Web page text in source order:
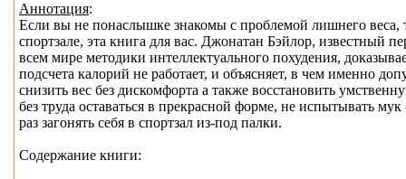
Аннотация:
Если вы не понаслышке знакомы с проблемой лишнего веса,
спортзале, эта книга для вас. Джонатан Бэйлор, известный
всем мире методики интеллектуального похудения,
подсчета калорий не работает, и объясняет, в чем именно
снизить вес без дискомфорта а также восстановить
без труда оставаться в прекрасной форме, не испытывать
раз загонять себя в спортзал из-под палки.
Содержание книги: